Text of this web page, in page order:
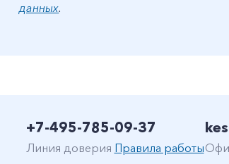
данных.
+7-495-785-09-37
Линия доверия Правила работы